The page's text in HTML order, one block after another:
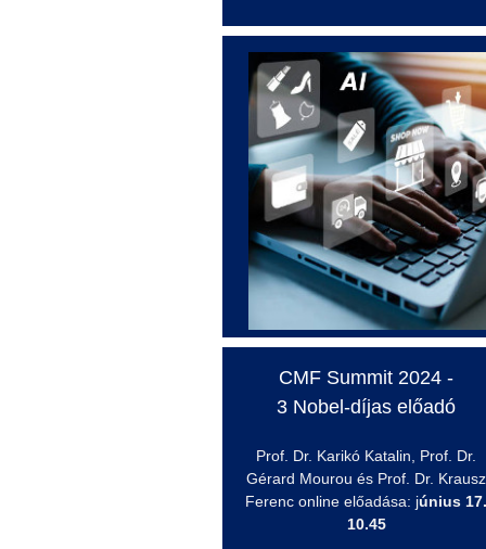
CMF Summit 2024 -
3 Nobel-díjas előadó
Prof. Dr. Karikó Katalin, Prof. Dr.
Gérard Mourou és Prof. Dr. Krausz
Ferenc online előadása: június 17.
10.45